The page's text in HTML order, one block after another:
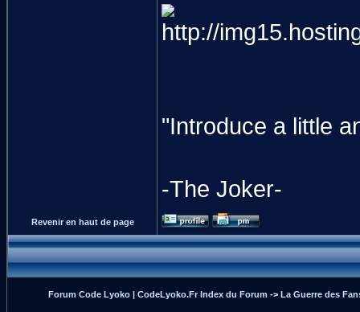
"Introduce a little
-The Joker-
Revenir en haut de page
Forum Code Lyoko | CodeLyoko.Fr Index du Forum -> La Guerre des